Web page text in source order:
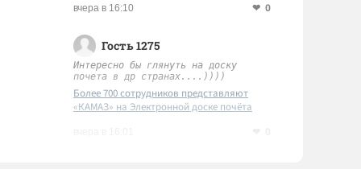
вчера в 16:10 0
Гость 1275
Интересно бы глянуть на доску
почета в др странах....))))
Более 700 сотрудников представляют
«КАМАЗ» на Электронной доске почёта